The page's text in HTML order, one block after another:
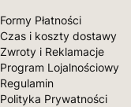
Formy Płatności
Czas i koszty dostawy
Zwroty i Reklamacje
Program Lojalnościowy
Regulamin
Polityka Prywatności